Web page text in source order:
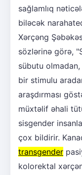
sağlamlıq
biləcək
Xərçəng
sözlərinə görə,
sübutu olmadan,
bir stimulu
araşdırması
müxtəlif əhali
sisgender
çox bildirir.
transgender
kolorektal